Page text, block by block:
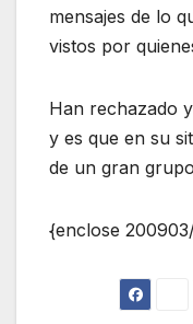
mensajes de lo
vistos por
Han rechazado
y es que en su
de un gran
{enclose